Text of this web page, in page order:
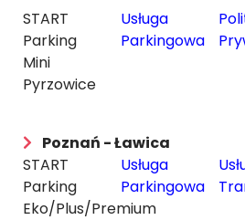
START
Parking
Mini
Pyrzowice
Usługa
Parkingowa
Poznań - Ławica
START
Parking
Eko/Plus/Premium
Usługa
Parkingowa